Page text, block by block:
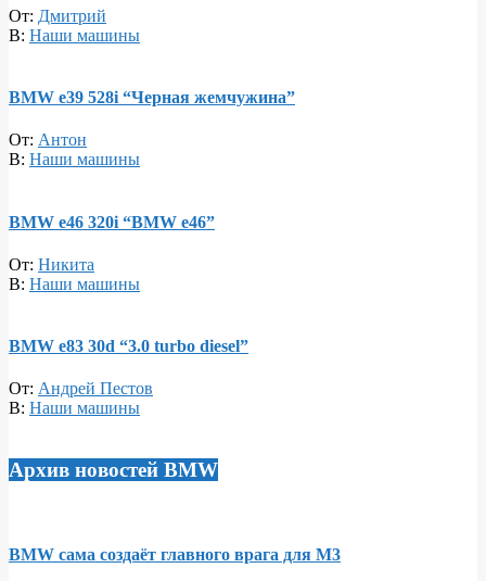
От: Дмитрий
В: Наши машины
BMW e39 528i “Черная жемчужина”
От: Антон
В: Наши машины
BMW e46 320i “BMW e46”
От: Никита
В: Наши машины
BMW e83 30d “3.0 turbo diesel”
От: Андрей Пестов
В: Наши машины
Архив новостей BMW
BMW сама создаёт главного врага для M3